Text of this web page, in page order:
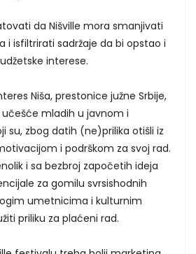
da Nišville mora smanjivati
i isfiltrirati sadržaje da bi opstao i
interese.
Niša, prestonice južne Srbije,
mladih u javnom i
su, zbog datih (ne)prilika otišli iz
i podrškom za svoj rad.
i sa bezbroj započetih ideja
za gomilu svrsishodnih
umetnicima i kulturnim
priliku za plaćeni rad.